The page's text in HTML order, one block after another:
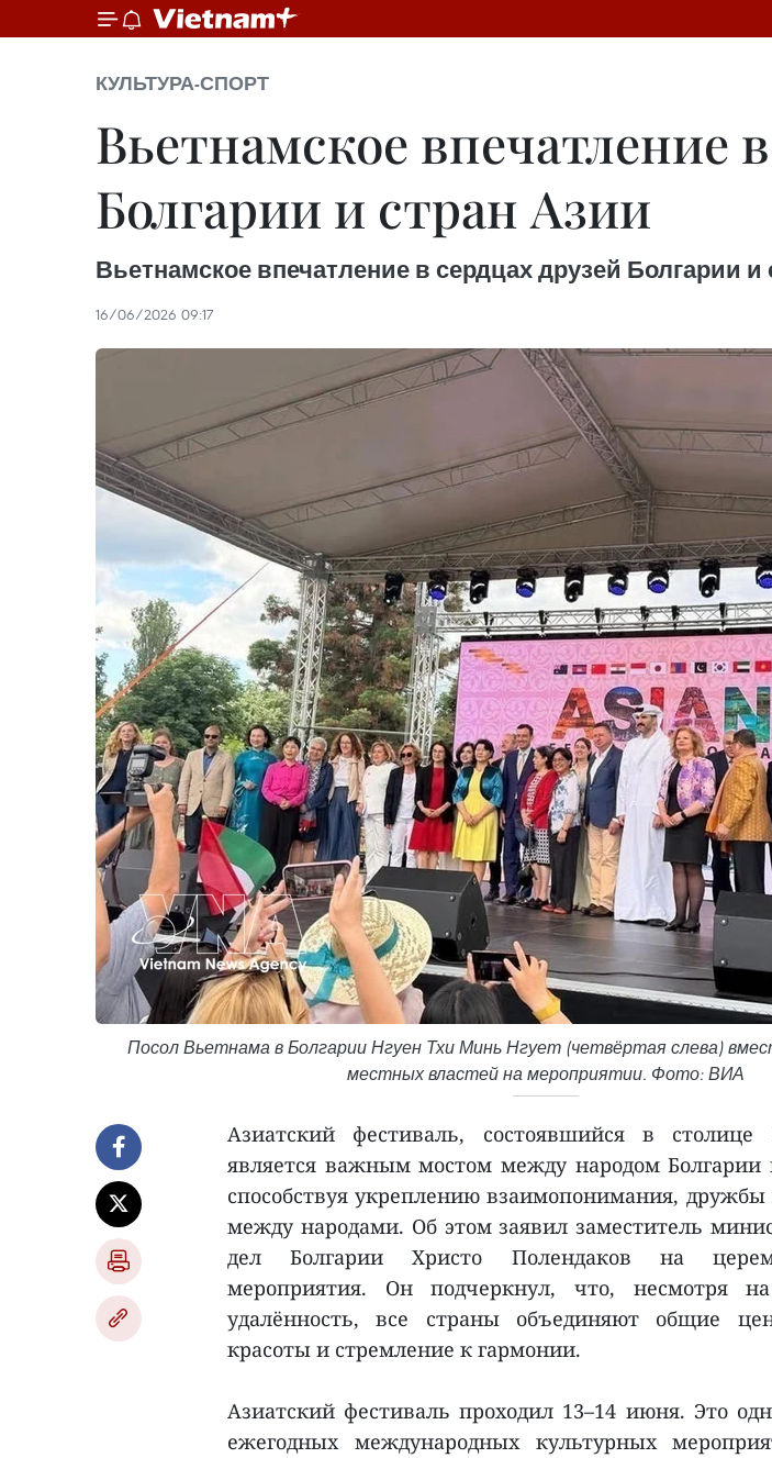
КУЛЬТУРА-СПОРТ
Вьетнамское впечатление
Болгарии и стран Азии
Вьетнамское впечатление в сердцах друзей Болгарии и
16/06/2026 09:17
Посол Вьетнама в Болгарии Нгуен Тхи Минь Нгует (четвёртая слева)
местных властей на мероприятии. Фото: ВИА
Азиатский фестиваль, состоявшийся в столице
является важным мостом между народом Болгарии
способствуя укреплению взаимопонимания, дружбы
между народами. Об этом заявил заместитель
дел Болгарии Христо Полендаков на
мероприятия. Он подчеркнул, что, несмотря на
удалённость, все страны объединяют общие
красоты и стремление к гармонии.
Азиатский фестиваль проходил 13–14 июня. Это
ежегодных международных культурных